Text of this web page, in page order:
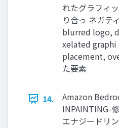
れたグラフィ
り合っ ネガテ
blurred logo,
xelated graphi
placement,
た要素
14.
Amazon
INPAINTING-
エナジードリ